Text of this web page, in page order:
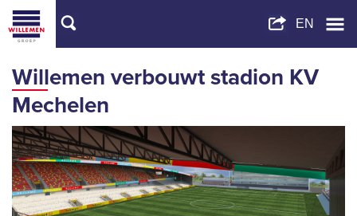
Willemen verbouwt stadion KV
Mechelen